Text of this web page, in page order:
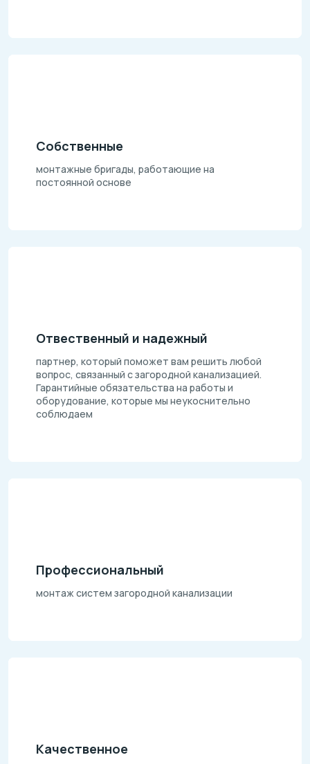
Собственные
монтажные бригады, работающие на
постоянной основе
Отвественный и надежный
партнер, который поможет вам решить любой
вопрос, связанный с загородной канализацией.
Гарантийные обязательства на работы и
оборудование, которые мы неукоснительно
соблюдаем
Профессиональный
монтаж систем загородной канализации
Качественное